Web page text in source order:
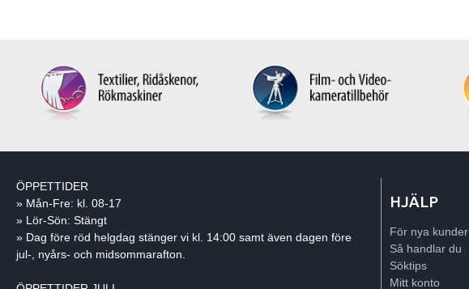
ÖPPETTIDER
» Mån-Fre: kl. 08-17
» Lör-Sön: Stängt
» Dag före röd helgdag stänger vi kl. 14:00 samt även dagen före
jul-, nyårs- och midsommarafton.
HJÄLP
För nya kunder
Så handlar du
Söktips
Mitt konto